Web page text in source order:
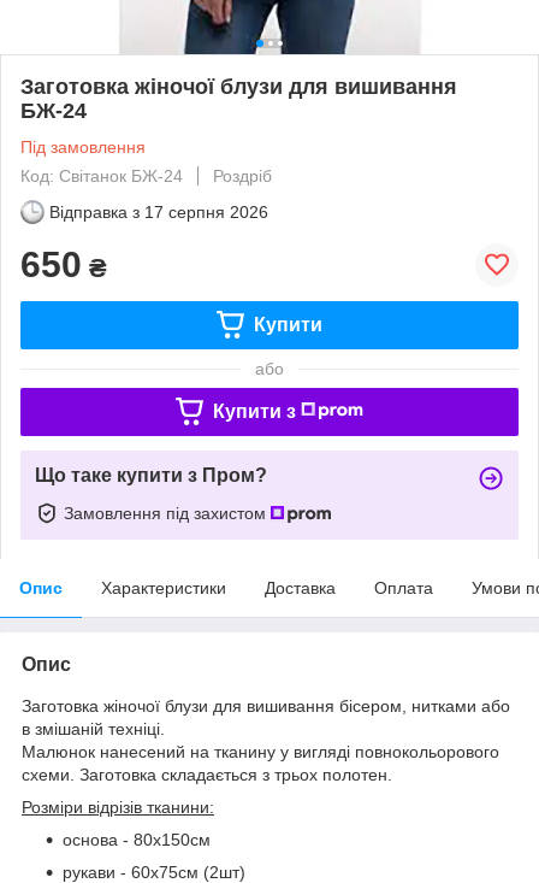
Заготовка жіночої блузи для вишивання
БЖ-24
Під замовлення
Код: Світанок БЖ-24
Роздріб
Відправка з 17 серпня 2026
650 ₴
Купити
або
Купити з
Що таке купити з Пром?
Замовлення під захистом
Опис Характеристики Доставка Оплата Умови
Опис
Заготовка жіночої блузи для вишивання бісером, нитками або
в змішаній техніці.
Малюнок нанесений на тканину у вигляді повнокольорового
схеми. Заготовка складається з трьох полотен.
Розміри відрізів тканини:
основа - 80х150см
рукави - 60х75см (2шт)